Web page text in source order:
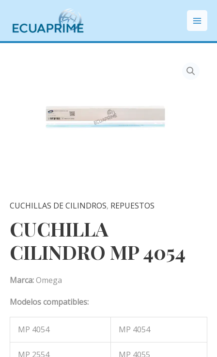
contenido
CUCHILLAS DE CILINDROS, REPUESTOS
CUCHILLA
CILINDRO MP 4054
Marca:Omega
Modelos compatibles:
MP 4054 MP 4054
MP 2554 MP 4055